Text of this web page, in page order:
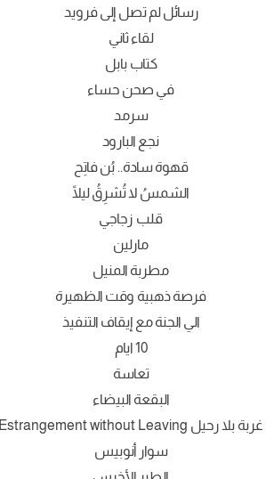
رسائل لم تصل إلى فرويد
لقاء ثاني
كتاب بابل
في صحن حساء
سرمد
نجع البارود
قهوة سادة.. بُن فاتِح
الشمسُ لا تُشرِقُ ليلًا
قلب زجاجي
مارلين
مطربة المنيل
فرصة ذهبية وقت الظهيرة
الي الجنة مع إيقاف التنفيذ
10 ايام
تعاسة
البقعة البيضاء
غربة بلا رحيل Estrangement without Leaving
سوار أنوبيس